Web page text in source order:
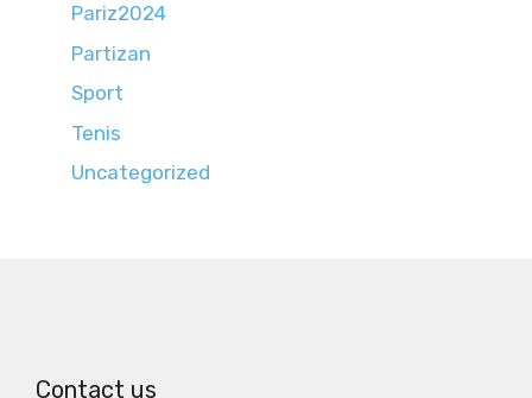
Pariz2024
Partizan
Sport
Tenis
Uncategorized
Contact us